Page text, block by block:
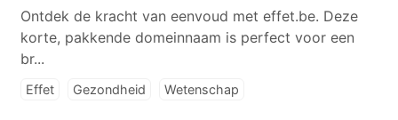
Ontdek de kracht van eenvoud met effet.be. Deze
korte, pakkende domeinnaam is perfect voor een
br...
Effet Gezondheid Wetenschap